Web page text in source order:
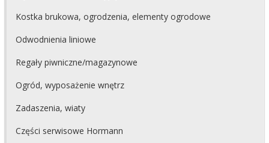
Kostka brukowa, ogrodzenia, elementy ogrodowe
Odwodnienia liniowe
Regały piwniczne/magazynowe
Ogród, wyposażenie wnętrz
Zadaszenia, wiaty
Części serwisowe Hormann